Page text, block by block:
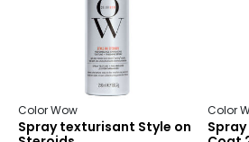
Color Wow
Spray texturisant Style on
Color